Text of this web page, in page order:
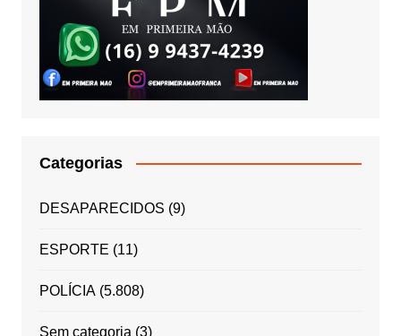
Categorias
DESAPARECIDOS (9)
ESPORTE (11)
POLÍCIA(5.808)
Sem categoria (3)